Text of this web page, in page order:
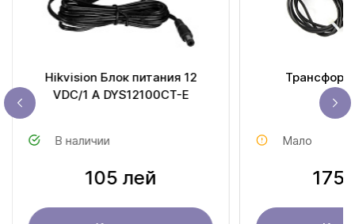
Hikvision Блок питания 12
VDC/1 A DYS12100CT-E
В наличии
105 лей
Мало
175